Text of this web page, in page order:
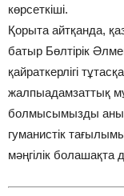
көрсеткіші.
Қорыта айтқанда,
батыр Бөлтірік
қайраткерлігі
жалпыадамзаттық
болмысымызды
гуманистік
мәңгілік болашақта